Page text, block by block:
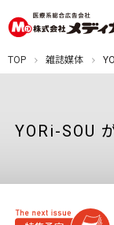
TOP 雑誌媒体
YORi-SOU